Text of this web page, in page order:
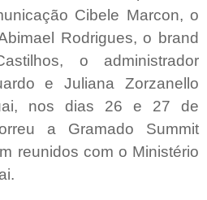
Cibele Marcon, o
Rodrigues, o brand
o administrador
e Juliana Zorzanello
nos dias 26 e 27 de
a Gramado Summit
reunidos com o Ministério